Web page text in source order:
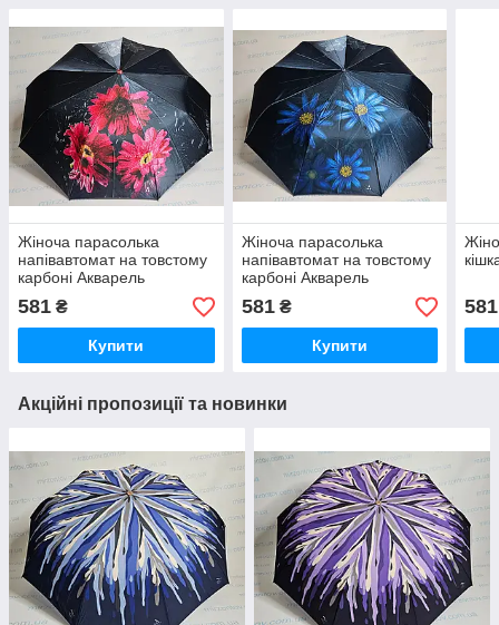
Жіноча парасолька
напівавтомат на товстому
карбоні Акварель
581 ₴
Купити
Жіноча парасолька
напівавтомат на товстому
карбоні Акварель
581₴
Купити
581
Акційні пропозиції та новинки